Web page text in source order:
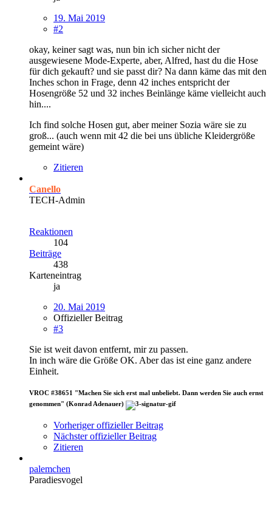
19. Mai 2019
#2
okay, keiner sagt was, nun bin ich sicher nicht der
ausgewiesene Mode-Experte, aber, Alfred, hast du die Hose
für dich gekauft? und sie passt dir? Na dann käme das mit den
Inches schon in Frage, denn 42 inches entspricht der
Hosengröße 52 und 32 inches Beinlänge käme vielleicht auch
hin....
Ich find solche Hosen gut, aber meiner Sozia wäre sie zu
groß... (auch wenn mit 42 die bei uns übliche Kleidergröße
gemeint wäre)
Zitieren
Canello
TECH-Admin
Reaktionen
104
Beiträge
438
Karteneintrag
ja
20. Mai 2019
Offizieller Beitrag
#3
Sie ist weit davon entfernt, mir zu passen.
In inch wäre die Größe OK. Aber das ist eine ganz andere
Einheit.
VROC #38651 "Machen Sie sich erst mal unbeliebt. Dann werden Sie auch ernst
genommen" (Konrad Adenauer)
Vorheriger offizieller Beitrag
Nächster offizieller Beitrag
Zitieren
palemchen
Paradiesvogel